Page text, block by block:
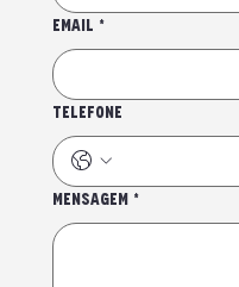
EMAIL *
TELEFONE
MENSAGEM *